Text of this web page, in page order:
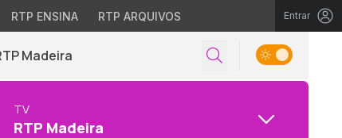
RTP ENSINA RTP ARQUIVOS Entrar
Madeira
TV
RTP Madeira